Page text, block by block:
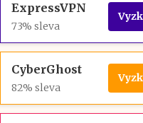
ExpressVPN
73% sleva
CyberGhost
82% sleva